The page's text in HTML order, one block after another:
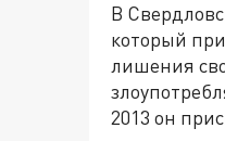
В
который
лишения
2013 он